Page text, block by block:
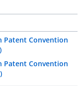
Patent Convention
Patent Convention